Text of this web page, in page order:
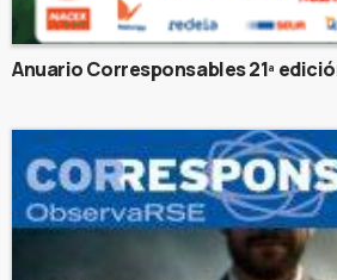
Anuario Corresponsables 21ª